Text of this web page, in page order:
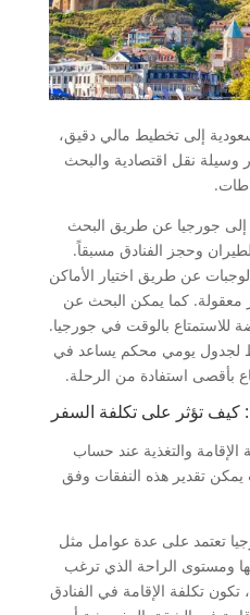
إلى تخطيط مالي دقيق،
وسيلة نقل اقتصادية والبحث
جورجيا عن طريق البحث
وحجز الفنادق مسبقاً.
عن طريق اختيار الأماكن
معقولة. كما يمكن البحث عن
للاستمتاع بالوقت في جورجيا.
لجدول يومي محكم يساعد في
بأقصى استفادة من الرحلة.
كيف تؤثر على تكلفة السفر
والتغذية عند حساب
تقدير هذه النفقات وفق
تعتمد على عدة عوامل مثل
ومستوى الراحة الذي ترغب
تكلفة الإقامة في الفنادق